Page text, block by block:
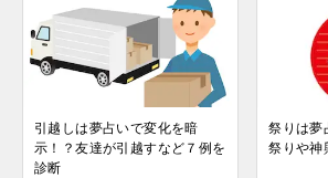
引越しは夢占いで変化を暗
示！？友達が引越すなど７例を
診断
祭りは夢
祭りや神